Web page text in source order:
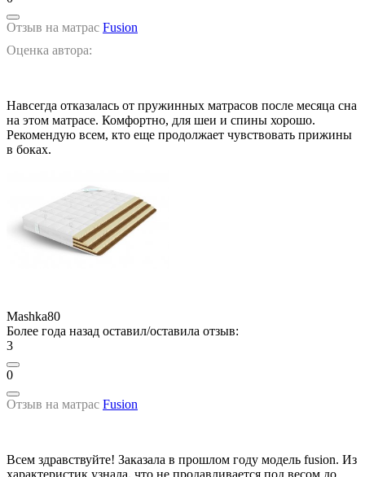
Отзыв на матрас Fusion
Оценка автора:
Навсегда отказалась от пружинных матрасов после месяца сна
на этом матрасе. Комфортно, для шеи и спины хорошо.
Рекомендую всем, кто еще продолжает чувствовать прижины
в боках.
Mashka80
Более года назад оставил/оставила отзыв:
3
0
Отзыв на матрас Fusion
Всем здравствуйте! Заказала в прошлом году модель fusion. Из
характеристик узнала, что не продавливается под весом до